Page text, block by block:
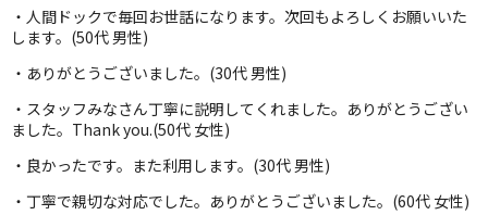
・人間ドックで毎回お世話になります。次回もよろしくお願いいた
します。(50代 男性)
・ありがとうございました。(30代 男性)
・スタッフみなさん丁寧に説明してくれました。ありがとうござい
ました。Thank you.(50代 女性)
・良かったです。また利用します。(30代 男性)
・丁寧で親切な対応でした。ありがとうございました。(60代 女性)